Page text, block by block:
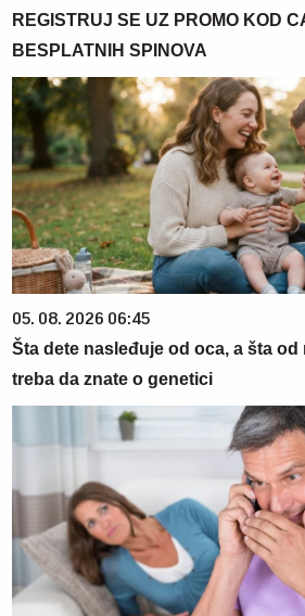
REGISTRUJ SE UZ PROMO KOD
BESPLATNIH SPINOVA
05. 08. 2026 06:45
Šta dete nasleđuje od oca, a šta od
treba da znate o genetici